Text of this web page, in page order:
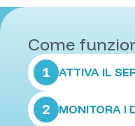
Come
1 ATTIVA IL
2
MONITORA I